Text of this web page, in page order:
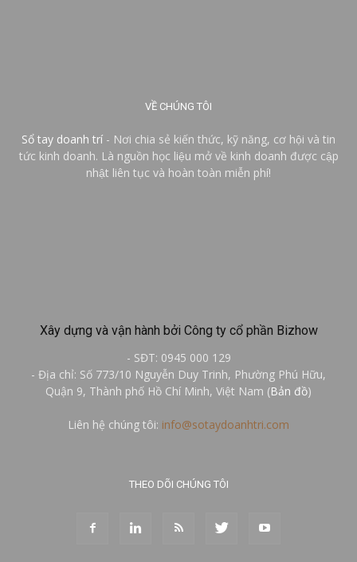
VỀ CHÚNG TÔI
Sổ tay doanh trí - Nơi chia sẻ kiến thức, kỹ năng, cơ hội và tin
tức kinh doanh. Là nguồn học liệu mở về kinh doanh được cập
nhật liên tục và hoàn toàn miễn phí!
Xây dựng và vận hành bởi Công ty cổ phần Bizhow
- SĐT: 0945 000 129
- Địa chỉ: Số 773/10 Nguyễn Duy Trinh, Phường Phú Hữu,
Quận 9, Thành phố Hồ Chí Minh, Việt Nam (Bản đồ)
Liên hệ chúng tôi: info@sotaydoanhtri.com
THEO DÕI CHÚNG TÔI